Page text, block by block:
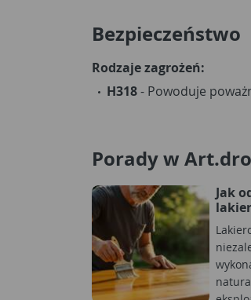
Bezpieczeństwo
Rodzaje zagrożeń:
H318- Powoduje
Porady w
Jak